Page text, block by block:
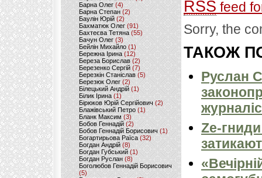
Барна Олег (4)
Барна Степан (2)
Баулін Юрій (2)
Бахматюк Олег (91)
Бахтеєва Тетяна(55)
Бачун Олег (3)
Бейлін Михайло (1)
Бережна Ірина(12)
Береза Борислав(2)
Березенко Сергій (7)
Березкін Станіслав (5)
Березюк Олег(2)
Білецький Андрій (1)
Білик Ірина (1)
Бірюков Юрій Сергійович (2)
Блажівський Петро (1)
Бланк Максим(3)
Бобов Геннадій (2)
Бобов Геннадій Борисович (1)
Богартирьова Раїса (32)
Богдан Андрій(8)
Богдан Губський (1)
Богдан Руслан(8)
Боголюбов Геннадій Борисович
(5)
RSS feed
Sorry, the
ТАКОЖ
Руслан
Ze-